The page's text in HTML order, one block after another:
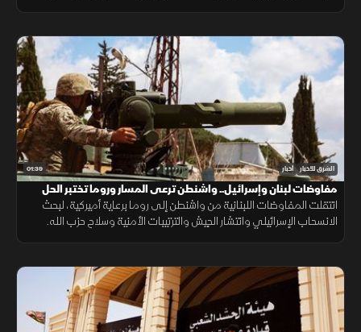
01:39 الشرق للأخبار أخبار
مفاوضات لبنان وإسرائيل.. واشنطن ترعى المسار وروما تختبر الحل
انتقلت المفاوضات اللبنانية من واشنطن إلى روما برعاية أميركية، لبحث
الانسحاب الإسرائيلي وانتشار الجيش والترتيبات الأمنية وسلاح حزب الله.